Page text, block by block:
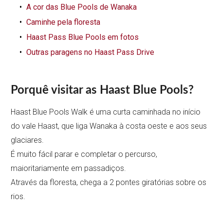
A cor das Blue Pools de Wanaka
Caminhe pela floresta
Haast Pass Blue Pools em fotos
Outras paragens no Haast Pass Drive
Porquê visitar as Haast Blue Pools?
Haast Blue Pools Walk é uma curta caminhada no início
do vale Haast, que liga Wanaka à costa oeste e aos seus
glaciares.
É muito fácil parar e completar o percurso,
maioritariamente em passadiços.
Através da floresta, chega a 2 pontes giratórias sobre os
rios.